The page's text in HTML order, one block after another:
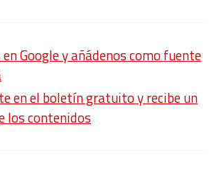
Google y añádenos como fuente
en el boletín gratuito y recibe un
los contenidos